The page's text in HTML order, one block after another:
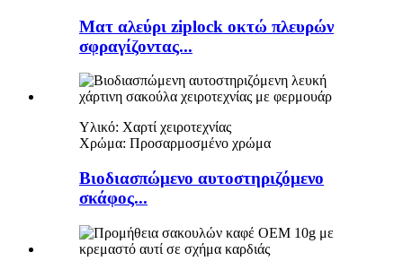
Ματ αλεύρι ziplock οκτώ πλευρών
σφραγίζοντας...
Υλικό: Χαρτί χειροτεχνίας
Χρώμα: Προσαρμοσμένο χρώμα
Βιοδιασπώμενο αυτοστηριζόμενο
σκάφος...